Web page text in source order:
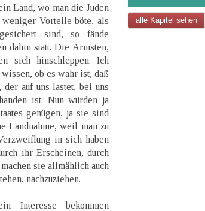
Land, wo man die Juden
Vorteile böte, als
sind, so fände
dahin statt. Die Ärmsten,
sich hinschleppen. Ich
ob es wahr ist, daß
auf uns lastet, bei uns
ist. Nun würden ja
genügen, ja sie sind
Landnahme, weil man zu
in sich haben
ihr Erscheinen, durch
sie allmählich auch
nachzuziehen.
Interesse bekommen
alle Kapitel sehen